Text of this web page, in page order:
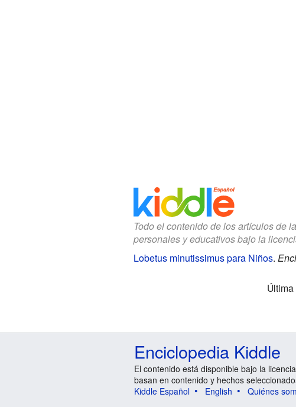
Todo el contenido de los artículos de la
personales y educativos bajo la
Lobetus minutissimus para Niños.
Enciclopedia Kiddle
El contenido está disponible bajo la licencia
basan en contenido y hechos
Kiddle Español
English Quiénes